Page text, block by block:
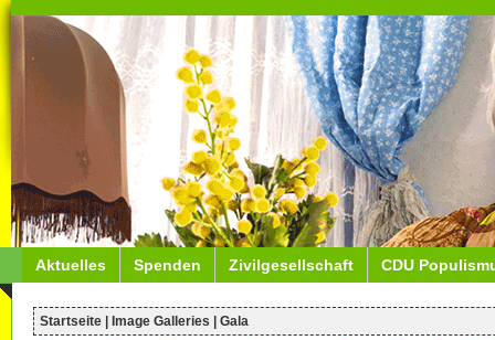
Aktuelles Spenden Zivilgesellschaft CDU
Startseite Image Galleries Gala